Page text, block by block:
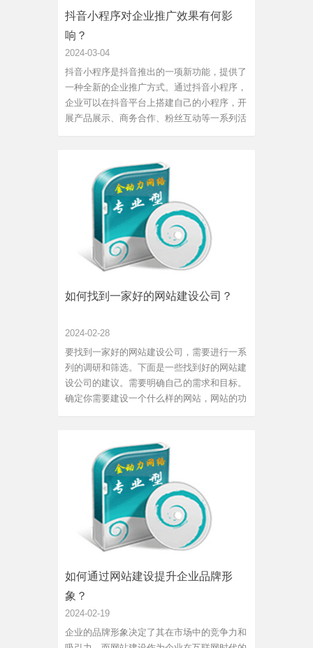
抖音小程序对企业推广效果有何影
响？
2024-03-04
抖音小程序是抖音推出的一项新功能，提供了
一种全新的企业推广方式。通过抖音小程序，
企业可以在抖音平台上搭建自己的小程序，开
展产品展示、商务合作、粉丝互动等一系列活
达。作为流量很大的短视频平台，抖音拥有数
亿用户。而抖音小程序...
如何找到一家好的网站建设公司？
2024-02-28
要找到一家好的网站建设公司，需要进行一系
列的调研和筛选。下面是一些找到好的网站建
设公司的建议。需要明确自己的需求和目标。
确定你需要建设一个什么样的网站，网站的功
对市场上的网站建设公司进行调研。可以通过
搜索引擎、社交媒体和...
如何通过网站建设提升企业品牌形
象？
2024-02-19
企业的品牌形象决定了其在市场中的竞争力和